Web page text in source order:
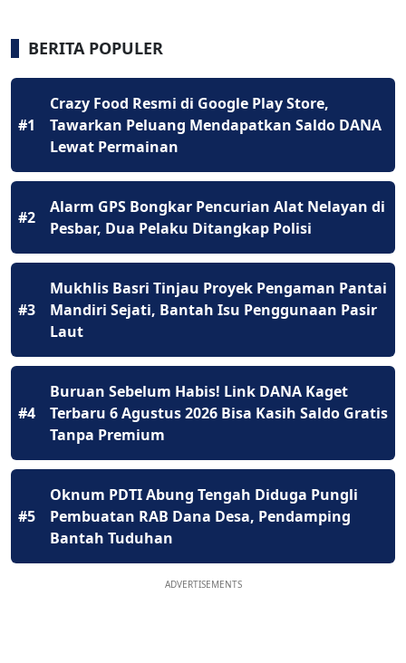
BERITA POPULER
#1
Crazy Food Resmi di Google Play Store,
Tawarkan Peluang Mendapatkan Saldo DANA
Lewat Permainan
#2
Alarm GPS Bongkar Pencurian Alat Nelayan di
Pesbar, Dua Pelaku Ditangkap Polisi
#3
Mukhlis Basri Tinjau Proyek Pengaman Pantai
Mandiri Sejati, Bantah Isu Penggunaan Pasir
Laut
#4
Buruan Sebelum Habis! Link DANA Kaget
Terbaru 6 Agustus 2026 Bisa Kasih Saldo Gratis
Tanpa Premium
#5
Oknum PDTI Abung Tengah Diduga Pungli
Pembuatan RAB Dana Desa, Pendamping
Bantah Tuduhan
ADVERTISEMENTS